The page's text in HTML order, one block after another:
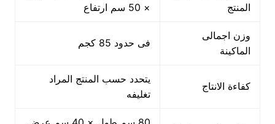
المنتج
× 50 سم ارتفاع
وزن اجمالى
الماكينة
فى حدود 85 كجم
كفاءة الانتاج
يتحدد حسب المنتج المراد
تغليفه